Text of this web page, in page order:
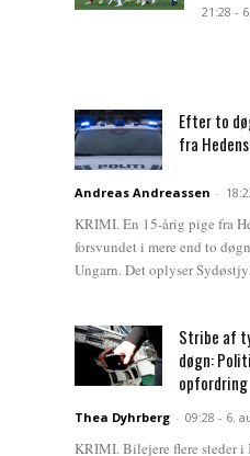
21:28 -
Efter to
fra
Andreas Andreassen -
KRIMI. En 15-årig pige fra
forsvundet i mere end to
Ungarn. Det oplyser
Stribe af
døgn:
opfordring
Thea Dyhrberg - 09:28 - 6.
KRIMI. Bilejere flere steder